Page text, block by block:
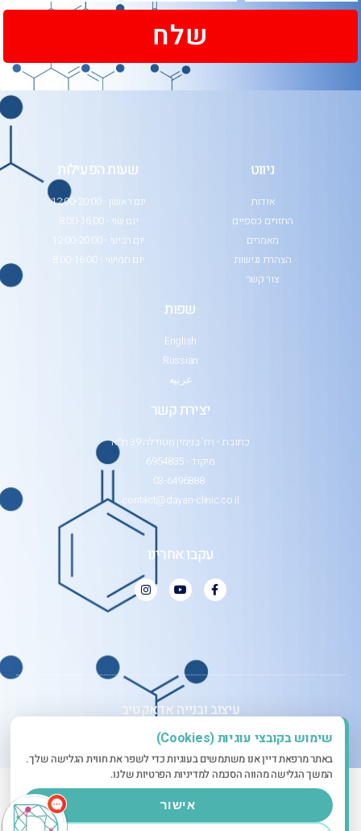
שלח
ניווט
אודות
החזרים כספיים
מאמרים
הצהרת נגישות
צור קשר
שעות הפעילות
יום ראשון - 12:00-20:00
יום שני - 8:00-16:00
יום רביעי - 12:00-20:00
יום חמישי - 8:00-16:00
שפות
English
Russian
عربيه
יצירת קשר
כתובת - רח' בנימין מטודלה 39 ת״א
מיקוד - 6954835
03-6496888
contact@dayan-clinic.co.il
עקבו אחרינו
עיצוב ובנייה אדאקטיב
שימוש בקובצי עוגיות (Cookies)
באתר מרפאת דיין אנו משתמשים בעוגיות כדי לשפר את חווית הגלישה שלך.
המשך הגלישה מהווה הסכמה למדיניות הפרטיות שלנו.
אישור